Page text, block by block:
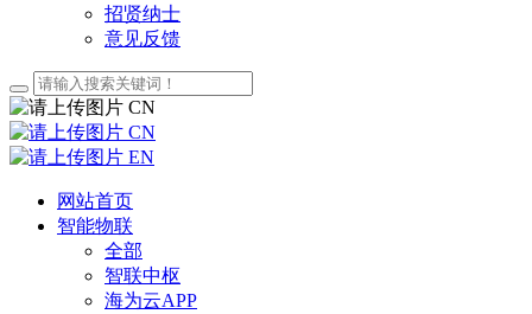
招贤纳士
意见反馈
CN
CN
EN
网站首页
智能物联
全部
智联中枢
海为云APP